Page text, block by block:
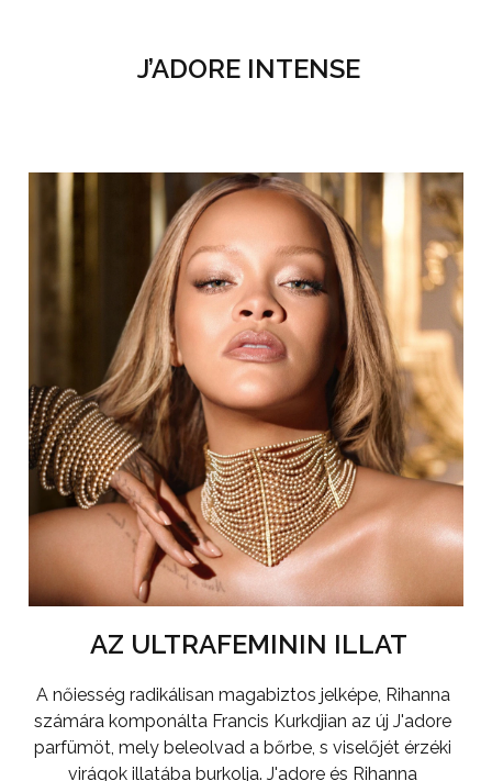
J’ADORE INTENSE
AZ ULTRAFEMININ ILLAT
A nőiesség radikálisan magabiztos jelképe, Rihanna
számára komponálta Francis Kurkdjian az új J'adore
parfümöt, mely beleolvad a bőrbe, s viselőjét érzéki
virágok illatába burkolja. J'adore és Rihanna